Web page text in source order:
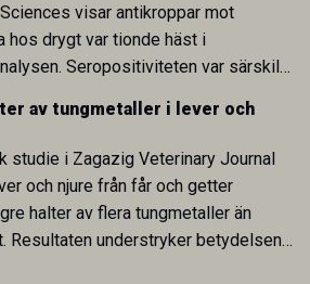
visar antikroppar mot
hos drygt var tionde häst i
Seropositiviteten var särskilt
och statistiskt kopplad till bland
Resultaten visar att hästarna
för parasiten – men inte att de
reservoarer eller bidrar till
av tungmetaller i lever och
studie i Zagazig Veterinary Journal
och njure från får och getter
halter av flera tungmetaller än
Resultaten understryker betydelsen